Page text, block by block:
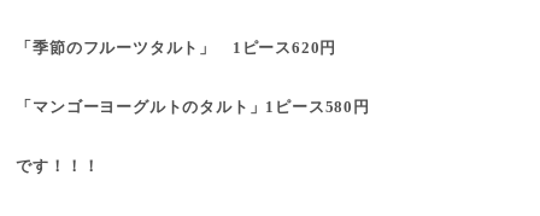
「季節のフルーツタルト」 1ピース620円
「マンゴーヨーグルトのタルト」1ピース580円
です！！！